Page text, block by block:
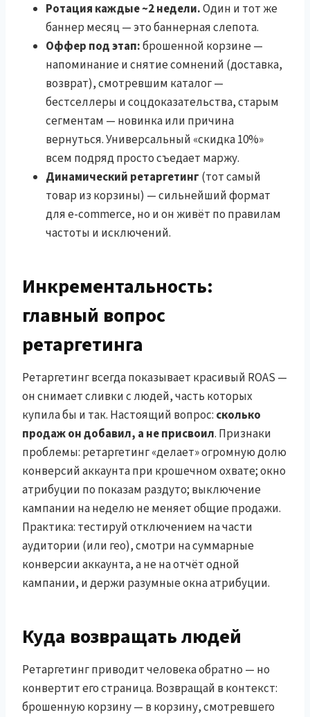
Ротация каждые ~2 недели.Один и тот же
баннер месяц — это баннерная слепота.
Оффер под этап:брошенной корзине —
напоминание и снятие сомнений (доставка,
возврат), смотревшим каталог —
бестселлеры и соцдоказательства, старым
сегментам — новинка или причина
вернуться. Универсальный «скидка 10%»
всем подряд просто съедает маржу.
Динамический ретаргетинг (тот самый
товар из корзины) — сильнейший формат
для e-commerce, но и он живёт по правилам
частоты и исключений.
Инкрементальность:
главный вопрос
ретаргетинга
Ретаргетинг всегда показывает красивый ROAS —
он снимает сливки с людей, часть которых
купила бы и так. Настоящий вопрос: сколько
продаж он добавил, а не присвоил. Признаки
проблемы: ретаргетинг «делает» огромную долю
конверсий аккаунта при крошечном охвате; окно
атрибуции по показам раздуто; выключение
кампании на неделю не меняет общие продажи.
Практика: тестируй отключением на части
аудитории (или гео), смотри на суммарные
конверсии аккаунта, а не на отчёт одной
кампании, и держи разумные окна атрибуции.
Куда возвращать людей
Ретаргетинг приводит человека обратно — но
конвертит его страница. Возвращай в контекст:
брошенную корзину — в корзину, смотревшего